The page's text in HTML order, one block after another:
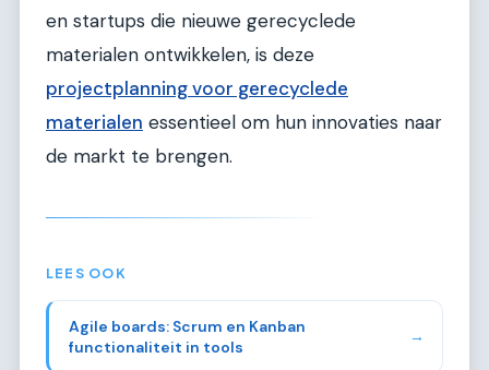
en startups die nieuwe gerecyclede
materialen ontwikkelen, is deze
projectplanning voor gerecyclede
materialen essentieel om hun innovaties naar
de markt te brengen.
LEES OOK
Agile boards: Scrum en Kanban
functionaliteit in tools
→